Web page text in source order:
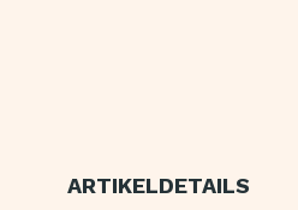
ARTIKELDETAILS